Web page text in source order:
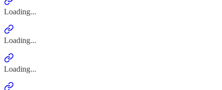
Loading...
Loading...
Loading...